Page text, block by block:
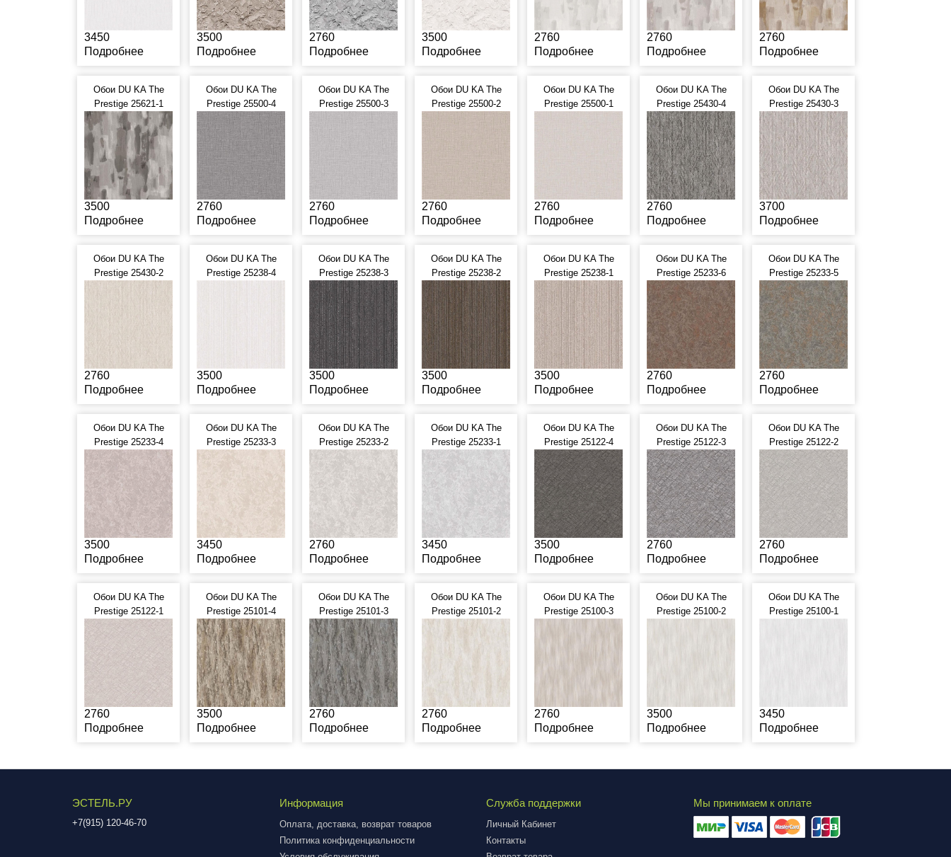
3450
Подробнее
3500
Подробнее
2760
Подробнее
3500
Подробнее
2760
Подробнее
2760
Подробнее
2760
Подробнее
Обои DU KA The
Prestige 25621-1
3500
Подробнее
Обои DU KA The
Prestige 25500-4
2760
Подробнее
Обои DU KA The
Prestige 25500-3
2760
Подробнее
Обои DU KA The
Prestige 25500-2
2760
Подробнее
Обои DU KA The
Prestige 25500-1
2760
Подробнее
Обои DU KA The
Prestige 25430-4
2760
Подробнее
Обои DU KA The
Prestige 25430-3
3700
Подробнее
Обои DU KA The
Prestige 25430-2
2760
Подробнее
Обои DU KA The
Prestige 25238-4
3500
Подробнее
Обои DU KA The
Prestige 25238-3
3500
Подробнее
Обои DU KA The
Prestige 25238-2
3500
Подробнее
Обои DU KA The
Prestige 25238-1
3500
Подробнее
Обои DU KA The
Prestige 25233-6
2760
Подробнее
Обои DU KA The
Prestige 25233-5
2760
Подробнее
Обои DU KA The
Prestige 25233-4
3500
Подробнее
Обои DU KA The
Prestige 25233-3
3450
Подробнее
Обои DU KA The
Prestige 25233-2
2760
Подробнее
Обои DU KA The
Prestige 25233-1
3450
Подробнее
Обои DU KA The
Prestige 25122-4
3500
Подробнее
Обои DU KA The
Prestige 25122-3
2760
Подробнее
Обои DU KA The
Prestige 25122-2
2760
Подробнее
Обои DU KA The
Prestige 25122-1
2760
Подробнее
Обои DU KA The
Prestige 25101-4
3500
Подробнее
Обои DU KA The
Prestige 25101-3
2760
Подробнее
Обои DU KA The
Prestige 25101-2
2760
Подробнее
Обои DU KA The
Prestige 25100-3
2760
Подробнее
Обои DU KA The
Prestige 25100-2
3500
Подробнее
Обои DU KA The
Prestige 25100-1
3450
Подробнее
ЭСТЕЛЬ.РУ
+7(915) 120-46-70
Информация
Оплата, доставка, возврат товаров
Политика конфиденциальности
Служба поддержки
Личный Кабинет
Контакты
Мы принимаем к оплате